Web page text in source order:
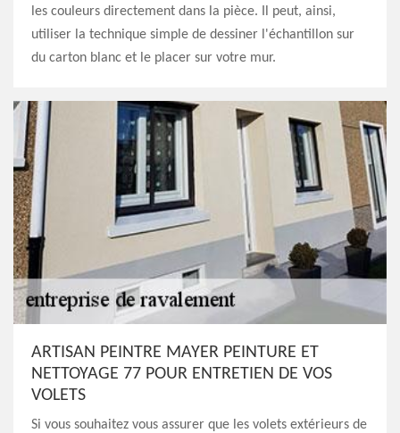
les couleurs directement dans la pièce. Il peut, ainsi,
utiliser la technique simple de dessiner l'échantillon sur
du carton blanc et le placer sur votre mur.
ARTISAN PEINTRE MAYER PEINTURE ET
NETTOYAGE 77 POUR ENTRETIEN DE VOS
VOLETS
Si vous souhaitez vous assurer que les volets extérieurs de